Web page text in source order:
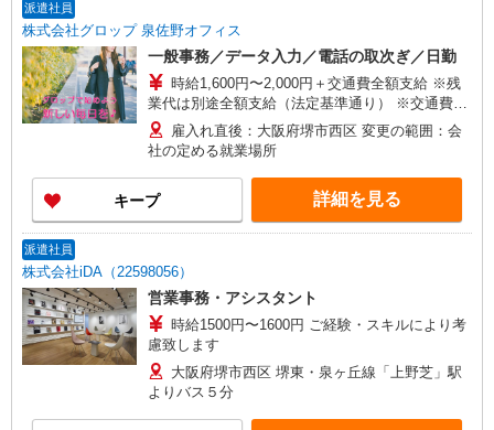
派遣社員
株式会社グロップ 泉佐野オフィス
一般事務／データ入力／電話の取次ぎ／日勤
時給1,600円〜2,000円＋交通費全額支給 ※残
業代は別途全額支給（法定基準通り） ※交通費支
給規定あり ※給与の希望日払い制度あり ※退職金
制度あり（規定あり） ＜月収例＞＊月22日勤務の
場合 時給1,600円×8時間×22日⇒281,600円＋残業
代＋交通費
雇入れ直後：大阪府堺市西区 変更の範囲：会
社の定める就業場所
キープ 詳細を見る
派遣社員
株式会社iDA（22598056）
営業事務・アシスタント
時給1500円〜1600円 ご経験・スキルにより考
慮致します
大阪府堺市西区 堺東・泉ヶ丘線「上野芝」駅
よりバス５分